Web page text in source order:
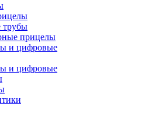
трубы
прицелы
и цифровые
и цифровые